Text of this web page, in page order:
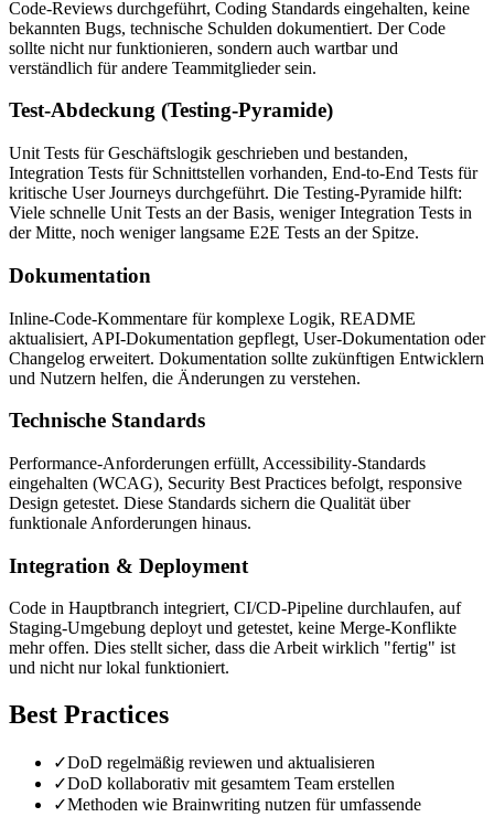
Code-Reviews durchgeführt, Coding Standards eingehalten, keine
bekannten Bugs, technische Schulden dokumentiert. Der Code
sollte nicht nur funktionieren, sondern auch wartbar und
verständlich für andere Teammitglieder sein.
Test-Abdeckung (Testing-Pyramide)
Unit Tests für Geschäftslogik geschrieben und bestanden,
Integration Tests für Schnittstellen vorhanden, End-to-End Tests für
kritische User Journeys durchgeführt. Die Testing-Pyramide hilft:
Viele schnelle Unit Tests an der Basis, weniger Integration Tests in
der Mitte, noch weniger langsame E2E Tests an der Spitze.
Dokumentation
Inline-Code-Kommentare für komplexe Logik, README
aktualisiert, API-Dokumentation gepflegt, User-Dokumentation oder
Changelog erweitert. Dokumentation sollte zukünftigen Entwicklern
und Nutzern helfen, die Änderungen zu verstehen.
Technische Standards
Performance-Anforderungen erfüllt, Accessibility-Standards
eingehalten (WCAG), Security Best Practices befolgt, responsive
Design getestet. Diese Standards sichern die Qualität über
funktionale Anforderungen hinaus.
Integration & Deployment
Code in Hauptbranch integriert, CI/CD-Pipeline durchlaufen, auf
Staging-Umgebung deployt und getestet, keine Merge-Konflikte
mehr offen. Dies stellt sicher, dass die Arbeit wirklich "fertig" ist
und nicht nur lokal funktioniert.
Best Practices
✓DoD regelmäßig reviewen und aktualisieren
✓DoD kollaborativ mit gesamtem Team erstellen
✓Methoden wie Brainwriting nutzen für umfassende